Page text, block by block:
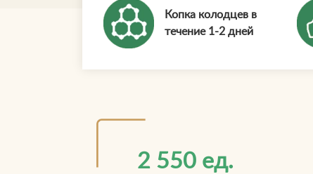
Копка колодцев в
течение 1-2 дней
2 550 ед.